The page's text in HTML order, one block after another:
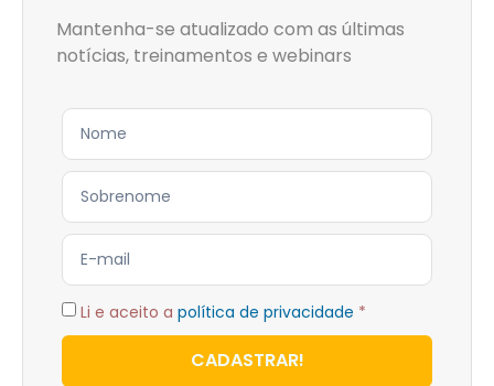
Mantenha-se atualizado com as últimas
notícias, treinamentos e webinars
Li e aceito a política de privacidade *
CADASTRAR!